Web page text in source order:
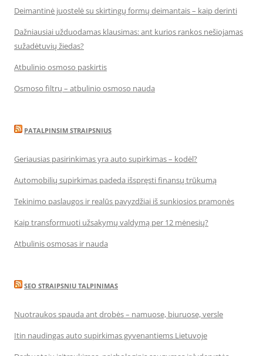
Deimantinė juostelė su skirtingų formų deimantais – kaip derinti
Dažniausiai užduodamas klausimas: ant kurios rankos nešiojamas
sužadėtuvių žiedas?
Atbulinio osmoso paskirtis
Osmoso filtrų – atbulinio osmoso nauda
PATALPINSIM STRAIPSNIUS
Geriausias pasirinkimas yra auto supirkimas – kodėl?
Automobilių supirkimas padeda išspręsti finansų trūkumą
Tekinimo paslaugos ir realūs pavyzdžiai iš sunkiosios pramonės
Kaip transformuoti užsakymų valdymą per 12 mėnesių?
Atbulinis osmosas ir nauda
SEO STRAIPSNIU TALPINIMAS
Nuotraukos spauda ant drobės – namuose, biuruose, versle
Itin naudingas auto supirkimas gyvenantiems Lietuvoje